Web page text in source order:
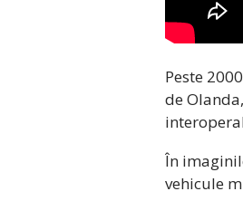
Peste
de
În
vehicule